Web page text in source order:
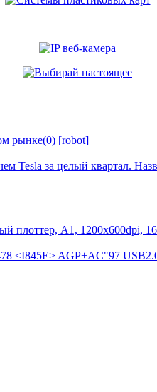
рынке(0) [robot]
Tesla за целый квартал.
плоттер, A1, 1200х600dpi,
<I845E> AGP+AC"97